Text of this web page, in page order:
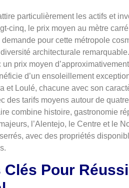
particulièrement les actifs et
cinq, le prix moyen au mètre
pour cette métropole
architecturale
prix moyen
d’un ensoleillement
et Loulé, chacune avec son
des tarifs moyens autour de
combine histoire, gastronomie
l’Alentejo, le Centre et le
avec des propriétés
Clés Pour